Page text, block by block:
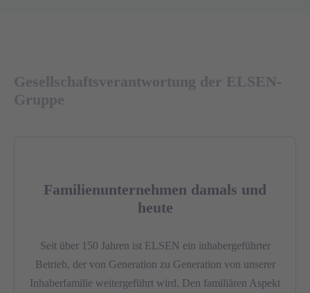
Gesellschaftsverantwortung der ELSEN-
Gruppe
Familienunternehmen damals und
heute
Seit über 150 Jahren ist ELSEN ein inhabergeführter
Betrieb, der von Generation zu Generation von unserer
Inhaberfamilie weitergeführt wird. Den familiären Aspekt